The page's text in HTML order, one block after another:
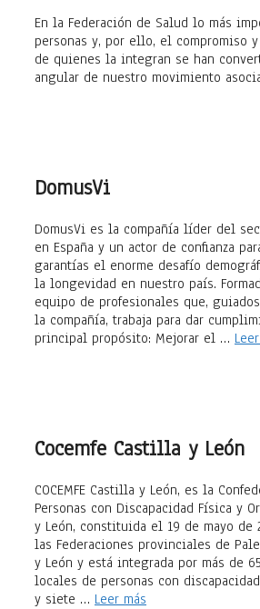
En la Federación de Salud lo más
personas y, por ello, el compromiso
de quienes la integran se han
angular de nuestro movimiento
DomusVi
DomusVi es la compañía líder del
en España y un actor de confianza
garantías el enorme desafío
la longevidad en nuestro país.
equipo de profesionales que,
la compañía, trabaja para dar
principal propósito: Mejorar el …
Cocemfe Castilla y León
COCEMFE Castilla y León, es la
Personas con Discapacidad Física y
y León, constituida el 19 de mayo de
las Federaciones provinciales de
y León y está integrada por más de
locales de personas con
y siete … Leer más